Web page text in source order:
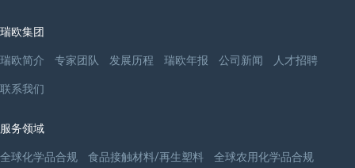
瑞欧集团
瑞欧简介 专家团队 发展历程 瑞欧年报 公司新闻 人才招聘
联系我们
服务领域
全球化学品合规 食品接触材料/再生塑料 全球农用化学品合规